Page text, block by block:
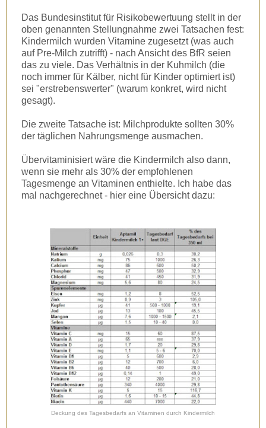
Das Bundesinstitut für Risikobewertuung stellt in der
oben genannten Stellungnahme zwei Tatsachen fest:
Kindermilch wurden Vitamine zugesetzt (was auch
auf Pre-Milch zutrifft) - nach Ansicht des BfR seien
das zu viele. Das Verhältnis in der Kuhmilch (die
noch immer für Kälber, nicht für Kinder optimiert ist)
sei "erstrebenswerter" (warum konkret, wird nicht
gesagt).
Die zweite Tatsache ist: Milchprodukte sollten 30%
der täglichen Nahrungsmenge ausmachen.
Übervitaminisiert wäre die Kindermilch also dann,
wenn sie mehr als 30% der empfohlenen
Tagesmenge an Vitaminen enthielte. Ich habe das
mal nachgerechnet - hier eine Übersicht dazu:
Deckung des Tagesbedarfs an Vitaminen durch Kindermilch